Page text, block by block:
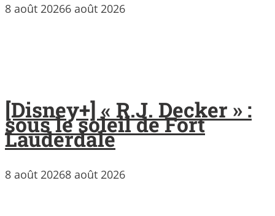
8 août 20266 août 2026
[Disney+] « R.J. Decker » :
sous le soleil de Fort
Lauderdale
8 août 20268 août 2026